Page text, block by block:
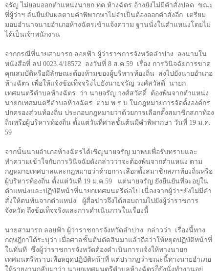
จรัญ ไม่ยอมออกตำแหน่งนายก ทต.ห้างฉัตร อ้างยังไม่มีคำสั่งปลด ขณะ
ที่ผู้ว่าฯ ลั่นยืนยันผลตามคำพิพากษาไม่จำเป็นต้องออกคำสั่งอีก เตรียม
มอบอำนาจนายอำเภอห้างฉัตรเข้าแจ้งความ ฐานนั่งในตำแหน่งโดยไม่
ได้เป็นเจ้าพนักงาน
จากกรณีที่นายสามารถ ลอยฟ้า ผู้ว่าราชการจังหวัดลำปาง ลงนามใน
หนังสือที่ ลป 0023.4/18572 ลงวันที่ 8 ส.ค. 59 เรื่อง การวินิจฉัยการขาด
คุณสมบัติหรือมีลักษณะต้องห้ามของผู้บริหารท้องถิ่น ส่งไปยังนายอำเภอ
ห้างฉัตร เพื่อให้แจ้งข้อเท็จจริงไปยังนายจรัญ วงศ์สวัสดิ์ นายก
เทศมนตรีตำบลห้างฉัตร ว่า นายจรัญ วงศ์สวัสดิ์ ต้องพ้นจากตำแหน่ง
นายกเทศมนตรีตำบลห้างฉัตร ตาม พ.ร.บ.ในกฎหมายการจัดตั้งองค์กร
ปกครองส่วนท้องถิ่น ประกอบกฎหมายว่าด้วยการเลือกตั้งสมาชิกสภาท้อง
ถิ่นหรือผู้บริหารท้องถิ่น ตั้งแต่วันที่ศาลชั้นต้นมีคำพิพากษา วันที่ 19 ม.ค.
59
จากนั้นนายอำเภอห้างฉัตรได้เชิญนายจรัญ มาพบเพื่อรับทราบและ
ทำความเข้าใจกับการวินิจฉัยดังกล่าวว่าจะต้องพ้นจากตำแหน่ง ตาม
กฎหมายเทศบาลและกฎหมายว่าด้วยการเลือกตั้งสมาชิกสภาท้องถิ่นหรือ
ผู้บริหารท้องถิ่น ตั้งแต่วันที่ 19 ม.ค. 59 แต่นายจรัญ ยังยืนยันที่จะอยู่ใน
ตำแหน่งและปฏิบัติหน้าที่นายกเทศมนตรีต่อไป เนื่องจากผู้ว่าฯยังไม่มีคำ
สั่งให้ตนพ้นจากตำแหน่ง ผู้สื่อข่าวจึงได้สอบถามไปยังผู้ว่าราชการ
จังหวัด ถึงข้อเท็จจริงและการดำเนินการในเรื่องนี้
นายสามารถ ลอยฟ้า ผู้ว่าราชการจังหวัดลำปาง กล่าวว่า เรื่องนี้ทาง
กฤษฎีกาได้ระบุว่า เมื่อศาลชั้นต้นตัดสินมาแล้วถือว่าให้หยุดปฏิบัติหน้าที่
ในทันที ซึ่งผู้ว่าราชการจังหวัดต้องดำเนินการแจ้งให้ทางนายก
เทศมนตรีทราบเพื่อหยุดปฏิบัติหน้าที่ แต่ปรากฏว่าขณะนี้ทางนายอำเภอ
ให้รายงานกลับมาว่า นายกเทศมนตรีตำบลห้างฉัตรก็ยังนั่งทำงานอยู่